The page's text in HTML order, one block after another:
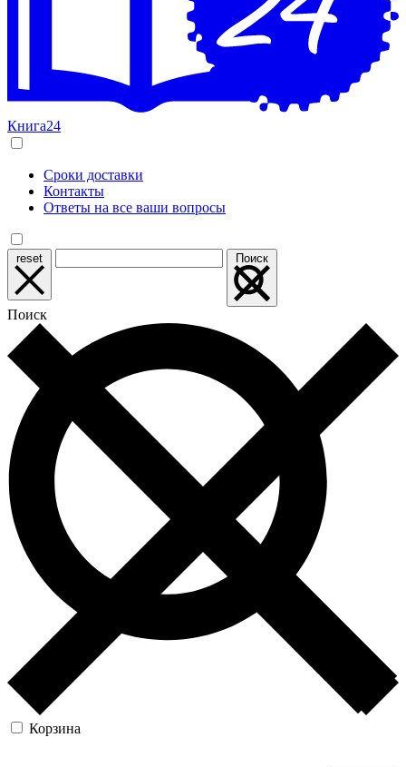
Книга24
Сроки доставки
Контакты
Ответы на все ваши вопросы
reset Поиск
Поиск
Корзина